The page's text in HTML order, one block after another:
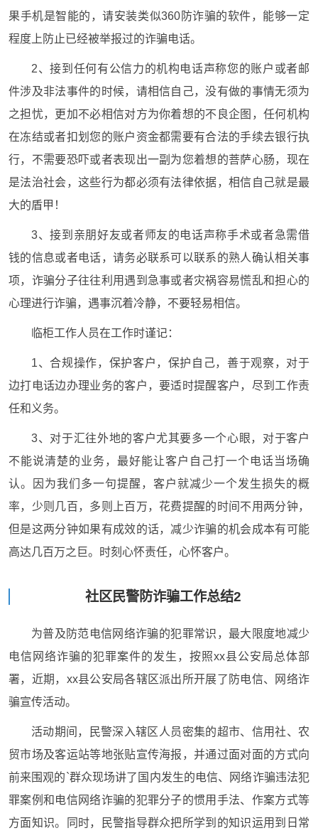
果手机是智能的，请安装类似360防诈骗的软件，能够一定
程度上防止已经被举报过的诈骗电话。
2、接到任何有公信力的机构电话声称您的账户或者邮
件涉及非法事件的时候，请相信自己，没有做的事情无须为
之担忧，更加不必相信对方为你着想的不良企图，任何机构
在冻结或者扣划您的账户资金都需要有合法的手续去银行执
行，不需要恐吓或者表现出一副为您着想的菩萨心肠，现在
是法治社会，这些行为都必须有法律依据，相信自己就是最
大的盾甲！
3、接到亲朋好友或者师友的电话声称手术或者急需借
钱的信息或者电话，请务必联系可以联系的熟人确认相关事
项，诈骗分子往往利用遇到急事或者灾祸容易慌乱和担心的
心理进行诈骗，遇事沉着冷静，不要轻易相信。
临柜工作人员在工作时谨记：
1、合规操作，保护客户，保护自己，善于观察，对于
边打电话边办理业务的客户，要适时提醒客户，尽到工作责
任和义务。
3、对于汇往外地的客户尤其要多一个心眼，对于客户
不能说清楚的业务，最好能让客户自己打一个电话当场确
认。因为我们多一句提醒，客户就减少一个发生损失的概
率，少则几百，多则上百万，花费提醒的时间不用两分钟，
但是这两分钟如果有成效的话，减少诈骗的机会成本有可能
高达几百万之巨。时刻心怀责任，心怀客户。
社区民警防诈骗工作总结2
为普及防范电信网络诈骗的犯罪常识，最大限度地减少
电信网络诈骗的犯罪案件的发生，按照xx县公安局总体部
署，近期，xx县公安局各辖区派出所开展了防电信、网络诈
骗宣传活动。
活动期间，民警深入辖区人员密集的超市、信用社、农
贸市场及客运站等地张贴宣传海报，并通过面对面的方式向
前来围观的`群众现场讲了国内发生的电信、网络诈骗违法犯
罪案例和电信网络诈骗的犯罪分子的惯用手法、作案方式等
方面知识。同时，民警指导群众把所学到的知识运用到日常